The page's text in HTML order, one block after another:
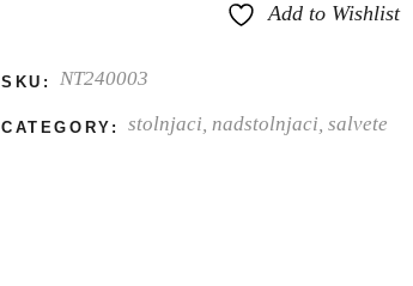
Add to Wishlist
SKU: NT240003
CATEGORY: stolnjaci, nadstolnjaci, salvete